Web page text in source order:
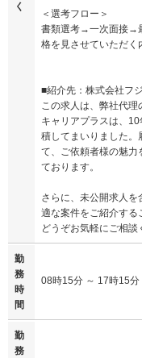
く
＜選考フロー＞
書類選考→一次面接→
格を見させていただく
■紹介先：株式会社フ
この求人は、弊社代理
キャリアプラスは、
積してまいりました。
て、ご依頼者様の魅力
ております。
さらに、未公開求人
適な案件をご紹介する
どうぞお気軽にご相談
勤
務
時
間
08時15分 ～ 17時15分
勤
務